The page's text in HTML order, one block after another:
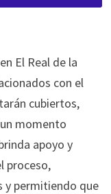
El Real de la
con el
cubiertos,
momento
apoyo y
proceso,
permitiendo que